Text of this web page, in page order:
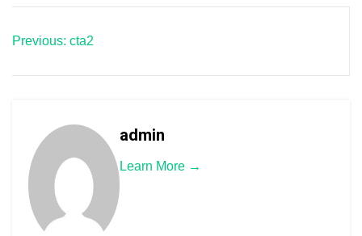
Previous: cta2
admin
Learn More →